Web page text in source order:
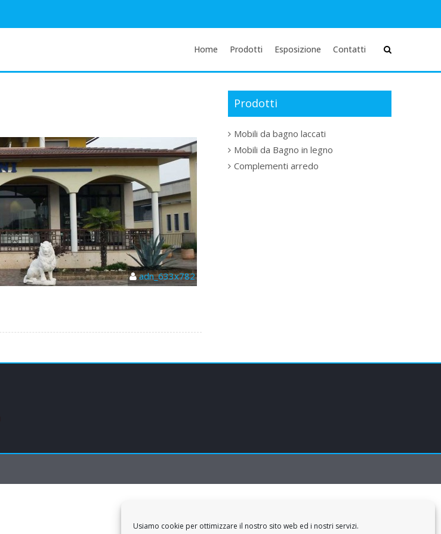
Usiamo cookie per ottimizzare il nostro sito web ed i nostri servizi.
Home Prodotti Esposizione Contatti
adn_633x782
Prodotti
Mobili da bagno laccati
Mobili da Bagno in legno
Complementi arredo